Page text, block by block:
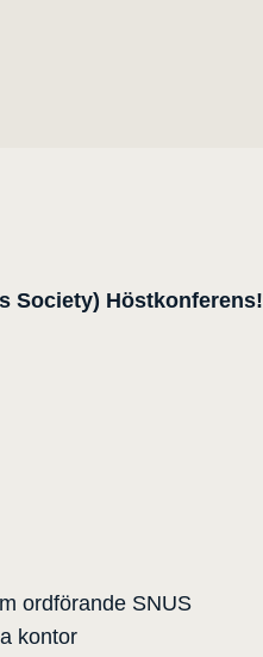
Society) Höstkonferens!
ordförande SNUS
kontor